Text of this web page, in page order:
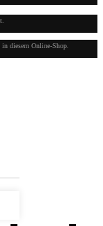
in diesem Online-Shop.